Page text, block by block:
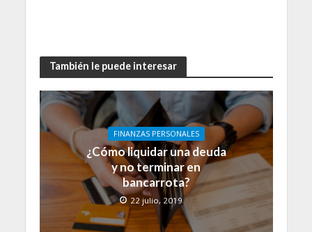
También le puede interesar
FINANZAS PERSONALES
¿Cómo liquidar una deuda
y no terminar en
bancarrota?
22 julio, 2019